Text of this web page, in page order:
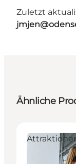
Zuletzt
Ähnliche